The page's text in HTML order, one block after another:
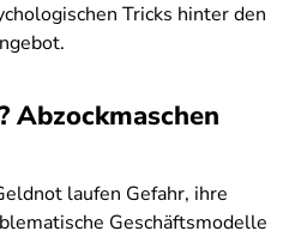
Tricks hinter den
Abzockmaschen
laufen Gefahr, ihre
Geschäftsmodelle